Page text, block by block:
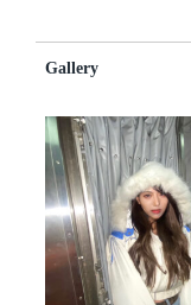
Gallery